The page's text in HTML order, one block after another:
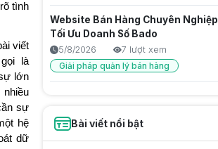
tình
viết
là
lớn
nhiều
sự
hệ
dữ
Website Bán Hàng Chuyên Nghiệp
Tối Ưu Doanh Số Bado
5/8/2026
7 lượt xem
Giải pháp quản lý bán hàng
Thuật Viên
5/8/2026
10 lượt xem
Quản lý nhân viên
Bài viết nổi bật